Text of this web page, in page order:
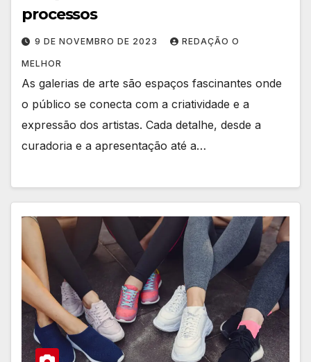
processos
9 DE NOVEMBRO DE 2023 REDAÇÃO O
MELHOR
As galerias de arte são espaços fascinantes onde
o público se conecta com a criatividade e a
expressão dos artistas. Cada detalhe, desde a
curadoria e a apresentação até a…